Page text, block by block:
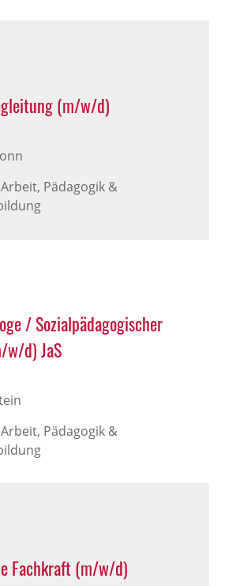
(m/w/d)
Pädagogik &
/ Sozialpädagogischer
d) JaS
Pädagogik &
Fachkraft (m/w/d)